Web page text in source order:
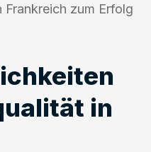
Frankreich zum Erfolg
in